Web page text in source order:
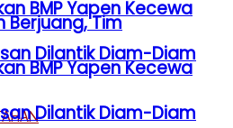
BMP Yapen Kecewa
Dilantik Diam-Diam
Berjuang, Tim
BMP Yapen Kecewa
Dilantik Diam-Diam